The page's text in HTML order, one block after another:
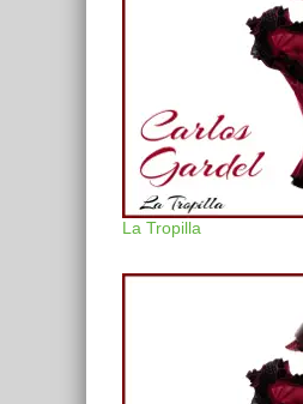
La Tropilla